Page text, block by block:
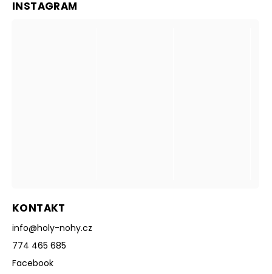
KONTAKT
info@holy-nohy.cz
774 465 685
Facebook
INSTAGRAM